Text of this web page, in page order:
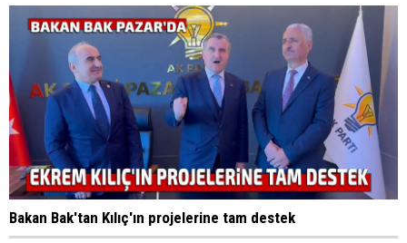
Bakan Bak'tan Kılıç'ın projelerine tam destek